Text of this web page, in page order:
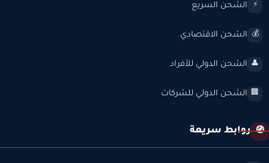
⚡ الشحن السريع
💰 الشحن الاقتصادي
👤 الشحن الدولي للأفراد
🏢 الشحن الدولي للشركات
🧭 روابط سريعة